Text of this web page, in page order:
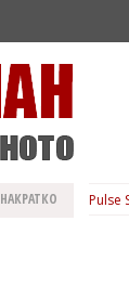
НАКРАТКО Pulse